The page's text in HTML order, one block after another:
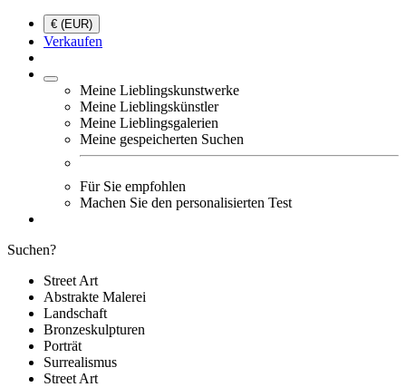
€ (EUR)
Verkaufen
Meine Lieblingskunstwerke
Meine Lieblingskünstler
Meine Lieblingsgalerien
Meine gespeicherten Suchen
Für Sie empfohlen
Machen Sie den personalisierten Test
Suchen?
Street Art
Abstrakte Malerei
Landschaft
Bronzeskulpturen
Porträt
Surrealismus
Street Art